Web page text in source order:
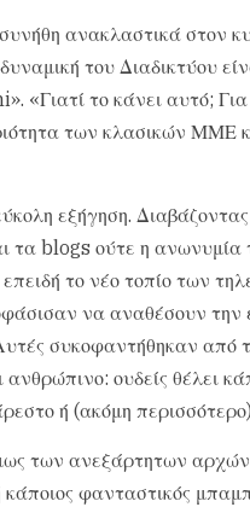
ανακλαστικά στον
του Διαδικτύου
«Γιατί το κάνει αυτό;
των κλασικών ΜΜΕ
εξήγηση.
τα blogs ούτε η ανωνυμία
το νέο τοπίο των
να αναθέσουν
συκοφαντήθηκαν από
ανθρώπινο: ουδείς θέλει
ή (ακόμη
των ανεξάρτητων
κάποιος φανταστικός